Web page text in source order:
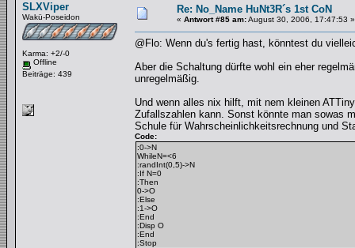
SLXViper
Wakü-Poseidon
Karma: +2/-0
Offline
Beiträge: 439
Re: No_Name HuNt3R´s 1st CoN
« Antwort #85 am:August 30, 2006, 17:47:53 »
@Flo: Wenn du's fertig hast, könntest du
Aber die Schaltung dürfte wohl ein eher
unregelmäßig.
Und wenn alles nix hilft, mit nem kleinen
Zufallszahlen kann. Sonst könnte man sowas
Schule für Wahrscheinlichkeitsrechnung und
Code:
:0->N
WhileN=<6
:randInt(0,5)->N
:If N=0
:Then
0->O
:Else
:1->O
:End
:Disp O
:End
:Stop